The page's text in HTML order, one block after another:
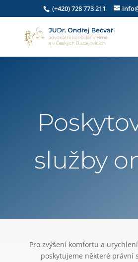
(+420) 728 773 211
služby
Pro zvýšení komfortu a
poskytujeme některé právní